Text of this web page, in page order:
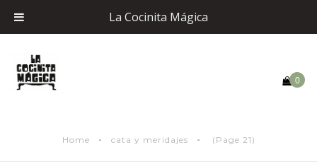
0
Home cata y meridajes (Page 21)
La Cocinita Mágica